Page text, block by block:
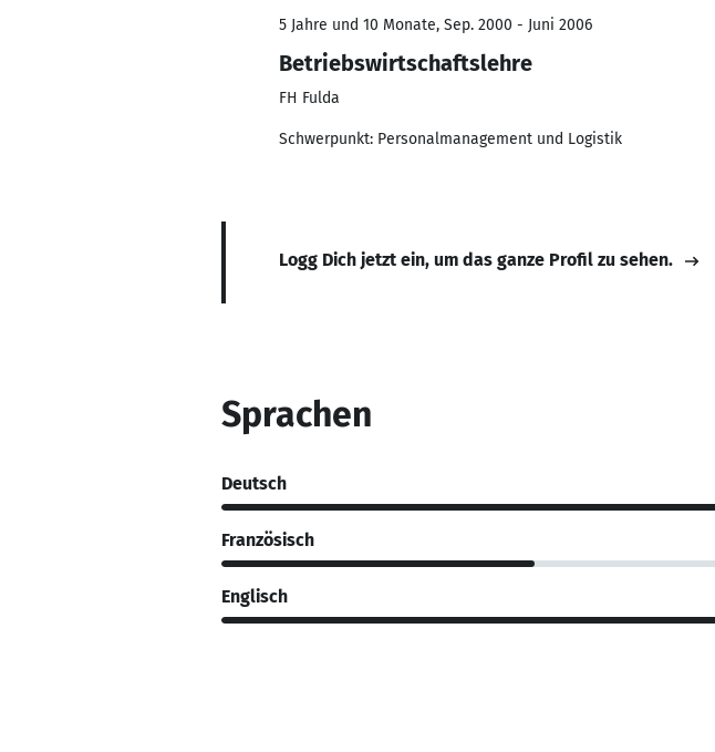
5 Jahre und 10 Monate, Sep. 2000 - Juni 2006
Betriebswirtschaftslehre
FH Fulda
Schwerpunkt: Personalmanagement und Logistik
Logg Dich jetzt ein, um das ganze Profil zu sehen.
Sprachen
Deutsch
Französisch
Englisch